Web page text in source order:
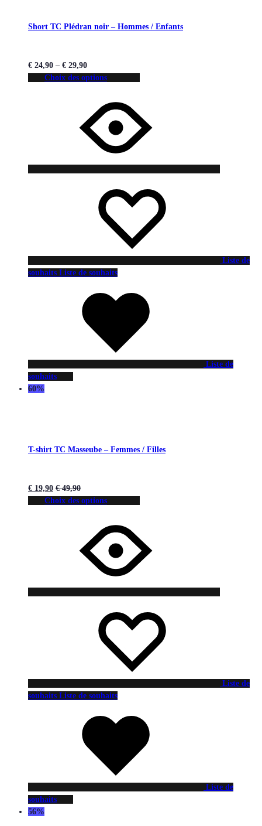
Short TC Plédran noir – Hommes / Enfants
€ 24,90 – € 29,90
Choix des options
Liste de
souhaits Liste de souhaits
Liste de
souhaits
60%
T-shirt TC Masseube – Femmes / Filles
€ 19,90 €49,90
Choix des options
Liste de
souhaits Liste de souhaits
Liste de
souhaits
56%